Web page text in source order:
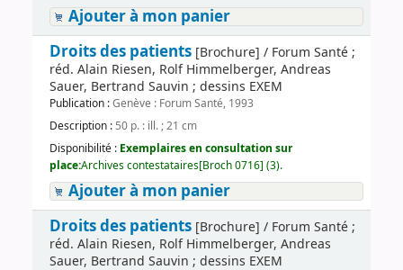
Ajouter à mon panier
Droits des patients[Brochure] / Forum Santé ;
réd. Alain Riesen, Rolf Himmelberger, Andreas
Sauer, Bertrand Sauvin ; dessins EXEM
Publication :Genève : Forum Santé, 1993
Description : 50 p. : ill. ; 21 cm
Disponibilité : Exemplaires en consultation sur
place:Archives contestataires[Broch 0716] (3).
Ajouter à mon panier
Droits des patients[Brochure] / Forum Santé ;
réd. Alain Riesen, Rolf Himmelberger, Andreas
Sauer, Bertrand Sauvin ; dessins EXEM